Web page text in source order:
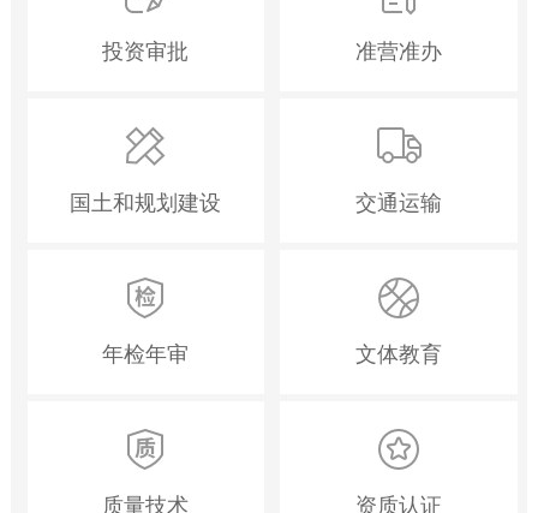
投资审批 准营准办
国土和规划建设 交通运输
年检年审 文体教育
质量技术 资质认证